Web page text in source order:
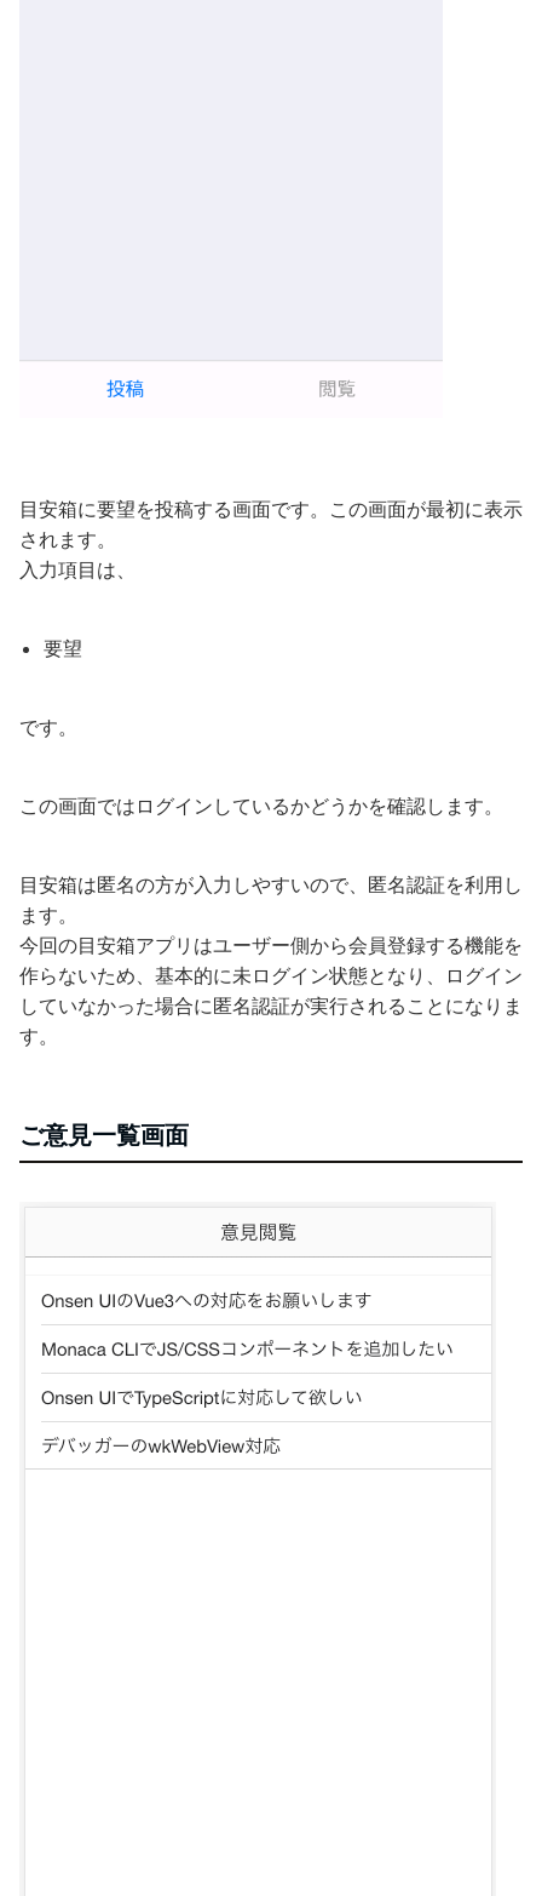
目安箱に要望を投稿する画面です。この画面が最初に表示
されます。
入力項目は、
要望
です。
この画面ではログインしているかどうかを確認します。
目安箱は匿名の方が入力しやすいので、匿名認証を利用し
ます。
今回の目安箱アプリはユーザー側から会員登録する機能を
作らないため、基本的に未ログイン状態となり、ログイン
していなかった場合に匿名認証が実行されることになりま
す。
ご意見一覧画面